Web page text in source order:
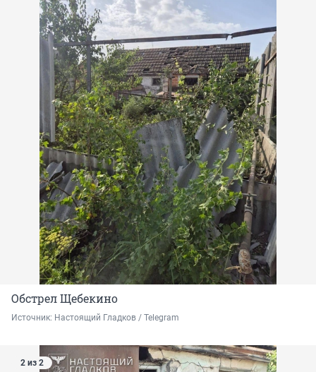
Обстрел Щебекино
Источник: Настоящий Гладков / Telegram
2 из 2